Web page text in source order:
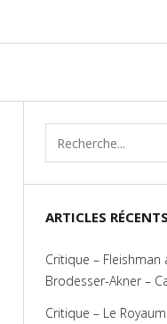
ARTICLES RÉCENTS
Critique – Fleishman
Brodesser-Akner –
Critique – Le